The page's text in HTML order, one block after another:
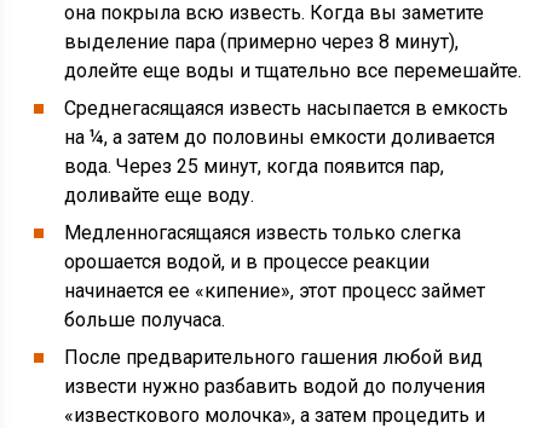
она покрыла всю известь. Когда вы заметите
выделение пара (примерно через 8 минут),
долейте еще воды и тщательно все перемешайте.
Среднегасящаяся известь насыпается в емкость
на ¼, а затем до половины емкости доливается
вода. Через 25 минут, когда появится пар,
доливайте еще воду.
Медленногасящаяся известь только слегка
орошается водой, и в процессе реакции
начинается ее «кипение», этот процесс займет
больше получаса.
После предварительного гашения любой вид
извести нужно разбавить водой до получения
«известкового молочка», а затем процедить и